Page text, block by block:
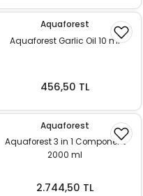
Aquaforest
Aquaforest Garlic Oil 10 ml
456,50 TL
Aquaforest
Aquaforest 3 in 1 Component
2000 ml
2.744,50 TL